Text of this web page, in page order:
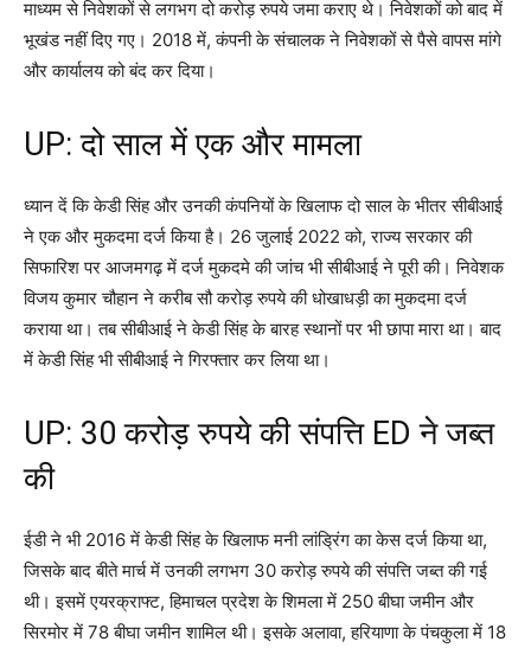
माध्यम से निवेशकों से लगभग दो करोड़ रुपये जमा कराए थे। निवेशकों को बाद में
भूखंड नहीं दिए गए। 2018 में, कंपनी के संचालक ने निवेशकों से पैसे वापस मांगे
और कार्यालय को बंद कर दिया।
UP: दो साल में एक और मामला
ध्यान दें कि केडी सिंह और उनकी कंपनियों के खिलाफ दो साल के भीतर सीबीआई
ने एक और मुकदमा दर्ज किया है। 26 जुलाई 2022 को, राज्य सरकार की
सिफारिश पर आजमगढ़ में दर्ज मुकदमे की जांच भी सीबीआई ने पूरी की। निवेशक
विजय कुमार चौहान ने करीब सौ करोड़ रुपये की धोखाधड़ी का मुकदमा दर्ज
कराया था। तब सीबीआई ने केडी सिंह के बारह स्थानों पर भी छापा मारा था। बाद
में केडी सिंह भी सीबीआई ने गिरफ्तार कर लिया था।
UP: 30 करोड़ रुपये की संपत्ति ED ने जब्त
की
ईडी ने भी 2016 में केडी सिंह के खिलाफ मनी लांड्रिंग का केस दर्ज किया था,
जिसके बाद बीते मार्च में उनकी लगभग 30 करोड़ रुपये की संपत्ति जब्त की गई
थी। इसमें एयरक्राफ्ट, हिमाचल प्रदेश के शिमला में 250 बीघा जमीन और
सिरमोर में 78 बीघा जमीन शामिल थी। इसके अलावा, हरियाणा के पंचकुला में 18